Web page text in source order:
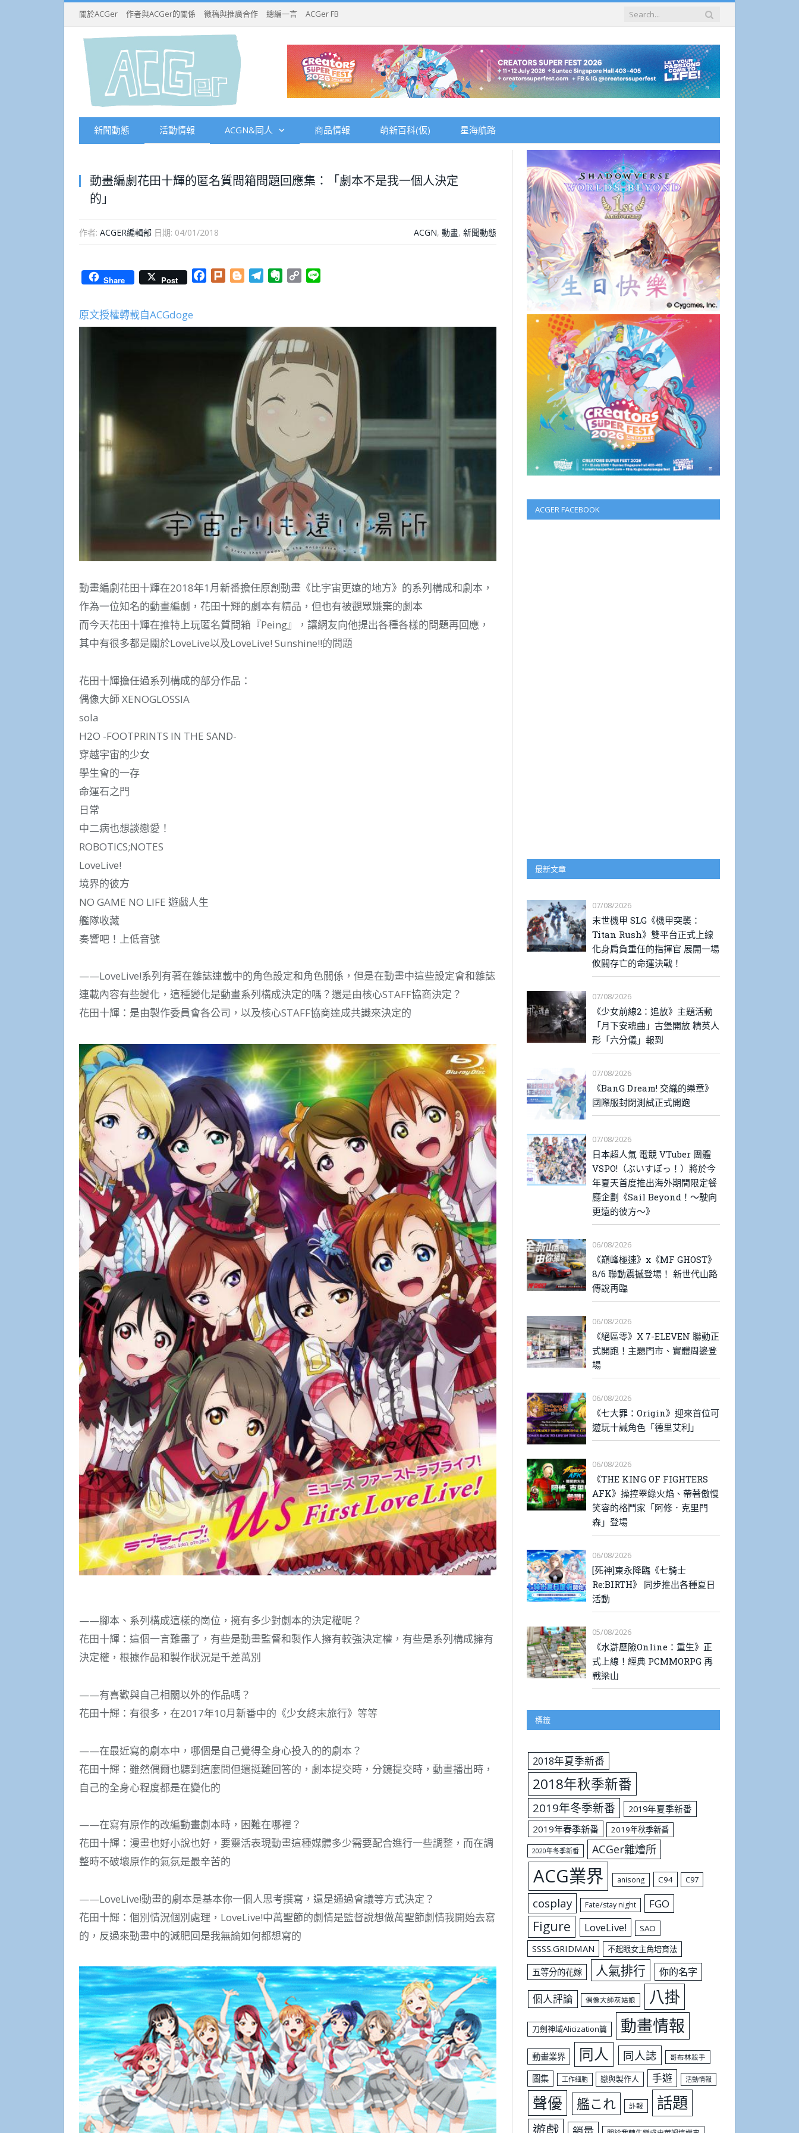
關於ACGer 作者與ACGer的關係 徵稿與推廣合作 總編一言 ACGer FB
新聞動態 活動情報 ACGN&同人 商品情報 萌新百科(仮) 星海航路
動畫編劇花田十輝的匿名質問箱問題回應集：「劇本不是我一個人決定
的」
作者: ACGER編輯部 日期: 04/01/2018 ACGN, 動畫, 新聞動態
Share Post Facebook
Plurk BloggerTelegramEvernote
Copy
原文授權轉載自ACGdoge
動畫編劇花田十輝在2018年1月新番擔任原創動畫《比宇宙更遠的地方》的系列構成和劇本，
作為一位知名的動畫編劇，花田十輝的劇本有精品，但也有被觀眾嫌棄的劇本
而今天花田十輝在推特上玩匿名質問箱『Peing』，讓網友向他提出各種各樣的問題再回應，
其中有很多都是關於LoveLive以及LoveLive! Sunshine!!的問題
花田十輝擔任過系列構成的部分作品：
偶像大師 XENOGLOSSIA
sola
H2O -FOOTPRINTS IN THE SAND-
穿越宇宙的少女
學生會的一存
命運石之門
日常
中二病也想談戀愛！
ROBOTICS;NOTES
LoveLive!
境界的彼方
NO GAME NO LIFE 遊戲人生
艦隊收藏
奏響吧！上低音號
——LoveLive!系列有著在雜誌連載中的角色設定和角色關係，但是在動畫中這些設定會和雜誌
連載內容有些變化，這種變化是動畫系列構成決定的嗎？還是由核心STAFF協商決定？
花田十輝：是由製作委員會各公司，以及核心STAFF協商達成共識來決定的
——腳本、系列構成這樣的崗位，擁有多少對劇本的決定權呢？
花田十輝：這個一言難盡了，有些是動畫監督和製作人擁有較強決定權，有些是系列構成擁有
決定權，根據作品和製作狀況是千差萬別
——有喜歡與自己相關以外的作品嗎？
花田十輝：有很多，在2017年10月新番中的《少女終末旅行》等等
——在最近寫的劇本中，哪個是自己覺得全身心投入的的劇本？
花田十輝：雖然偶爾也聽到這麼問但還挺難回答的，劇本提交時，分鏡提交時，動畫播出時，
自己的全身心程度都是在變化的
——在寫有原作的改編動畫劇本時，困難在哪裡？
花田十輝：漫畫也好小說也好，要靈活表現動畫這種媒體多少需要配合進行一些調整，而在調
整時不破壞原作的氣氛是最辛苦的
——LoveLive!動畫的劇本是基本你一個人思考撰寫，還是通過會議等方式決定？
花田十輝：個別情況個別處理，LoveLive!中萬聖節的劇情是監督說想做萬聖節劇情我開始去寫
的，反過來動畫中的減肥回是我無論如何都想寫的
ACGER FACEBOOK
最新文章
07/08/2026
末世機甲 SLG《機甲突襲：
Titan Rush》雙平台正式上線
化身肩負重任的指揮官 展開一場
攸關存亡的命運決戰！
07/08/2026
《少女前線2：追放》主題活動
「月下安魂曲」古堡開放 精英人
形「六分儀」報到
07/08/2026
《BanG Dream! 交織的樂章》
國際服封閉測試正式開跑
07/08/2026
日本超人氣 電競 VTuber 團體
VSPO!（ぶいすぽっ！）將於今
年夏天首度推出海外期間限定餐
廳企劃《Sail Beyond！～駛向
更遠的彼方～》
06/08/2026
《巔峰極速》x《MF GHOST》
8/6 聯動震撼登場！ 新世代山路
傳說再臨
06/08/2026
《絕區零》X 7-ELEVEN 聯動正
式開跑！主題門市、實體周邊登
場
06/08/2026
《七大罪：Origin》迎來首位可
遊玩十誡角色「德里艾利」
06/08/2026
《THE KING OF FIGHTERS
AFK》操控翠綠火焰、帶著傲慢
笑容的格鬥家「阿修．克里門
森」登場
06/08/2026
[死神]東永降臨《七騎士
Re:BIRTH》 同步推出各種夏日
活動
05/08/2026
《水滸歷險Online：重生》正
式上線！經典 PCMMORPG 再
戰梁山
標籤
2018年夏季新番
2018年秋季新番
2019年冬季新番
2019年夏季新番
2019年春季新番
2019年秋季新番
2020年冬季新番 ACGer雜燴所
ACG業界 anisong C94 C97
cosplay Fate/stay night FGO
Figure LoveLive! SAO
SSSS.GRIDMAN 不起眼女主角培育法
五等分的花嫁 人氣排行 你的名字
個人評論 偶像大師灰姑娘 八掛
刀劍神域Alicization篇 動畫情報
動畫業界 同人 同人誌 哥布林殺手
圖集 工作細胞 戀與製作人 手遊 活動情報
聲優 艦これ 訃報 話題